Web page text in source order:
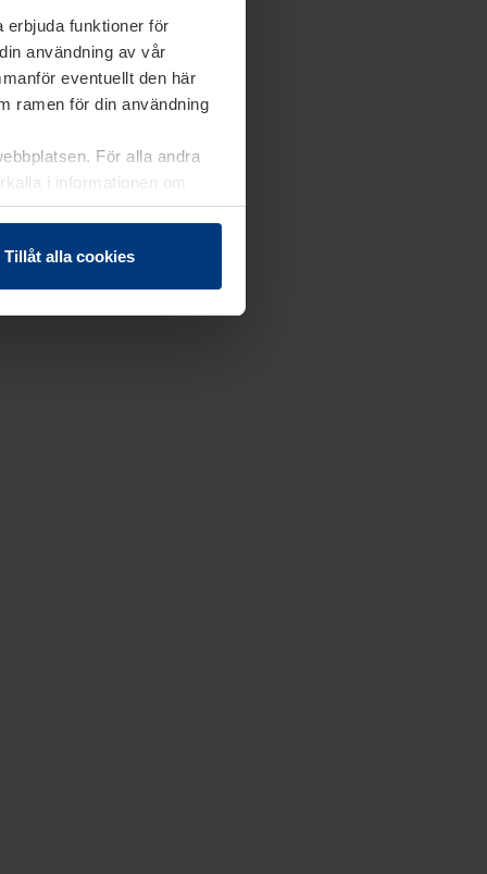
erbjuda funktioner för
användning av vår
eventuellt den här
ramen för din användning
För alla andra
i informationen om
Tillåt alla cookies